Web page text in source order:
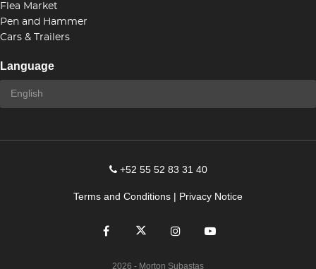
Flea Market
Pen and Hammer
Cars & Trailers
Language
+52 55 52 83 31 40
Terms and Conditions | Privacy Notice
2026 - Morton Subastas